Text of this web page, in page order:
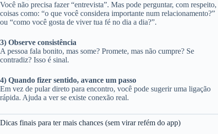
Você não precisa fazer “entrevista”. Mas pode perguntar, com respeito,
coisas como: “o que você considera importante num relacionamento?”
ou “como você gosta de viver tua fé no dia a dia?”.
3) Observe consistência
A pessoa fala bonito, mas some? Promete, mas não cumpre? Se
contradiz? Isso é sinal.
4) Quando fizer sentido, avance um passo
Em vez de pular direto para encontro, você pode sugerir uma ligação
rápida. Ajuda a ver se existe conexão real.
Dicas finais para ter mais chances (sem virar refém do app)